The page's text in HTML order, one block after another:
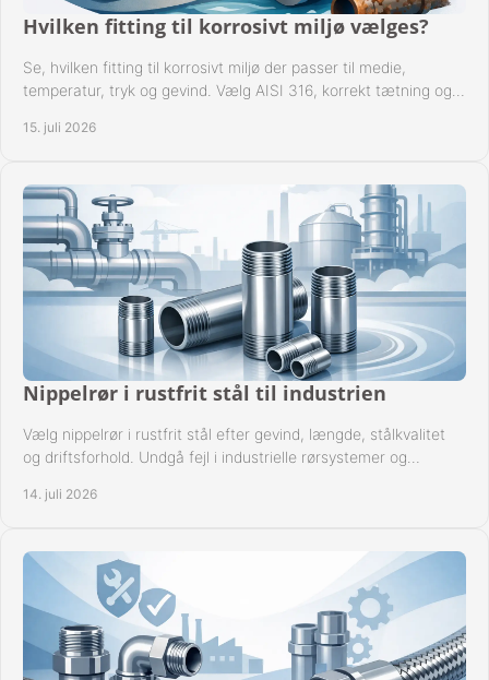
Hvilken fitting til korrosivt miljø vælges?
Se, hvilken fitting til korrosivt miljø der passer til medie,
temperatur, tryk og gevind. Vælg AISI 316, korrekt tætning og
15. juli 2026
Nippelrør i rustfrit stål til industrien
Vælg nippelrør i rustfrit stål efter gevind, længde, stålkvalitet
og driftsforhold. Undgå fejl i industrielle rørsystemer og
14. juli 2026